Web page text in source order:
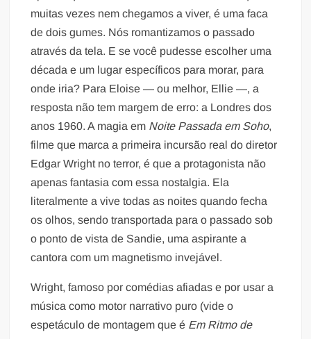
muitas vezes nem chegamos a viver, é uma faca
de dois gumes. Nós romantizamos o passado
através da tela. E se você pudesse escolher uma
década e um lugar específicos para morar, para
onde iria? Para Eloise — ou melhor, Ellie —, a
resposta não tem margem de erro: a Londres dos
anos 1960. A magia em Noite Passada em Soho,
filme que marca a primeira incursão real do diretor
Edgar Wright no terror, é que a protagonista não
apenas fantasia com essa nostalgia. Ela
literalmente a vive todas as noites quando fecha
os olhos, sendo transportada para o passado sob
o ponto de vista de Sandie, uma aspirante a
cantora com um magnetismo invejável.
Wright, famoso por comédias afiadas e por usar a
música como motor narrativo puro (vide o
espetáculo de montagem que é Em Ritmo de